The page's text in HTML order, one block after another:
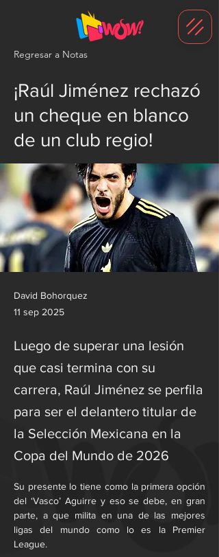
Regresar a Notas
¡Raúl Jiménez rechazó
un cheque en blanco
de un club regio!
David Bohorquez
11 sep 2025
Luego de superar una lesión
que casi termina con su
carrera, Raúl Jiménez se perfila
para ser el delantero titular de
la Selección Mexicana en la
Copa del Mundo de 2026
Su presente lo tiene como la primera opción
del ‘Vasco’ Aguirre y eso se debe, en gran
parte, a que milita en una de las mejores
ligas del mundo como lo es la Premier
League.